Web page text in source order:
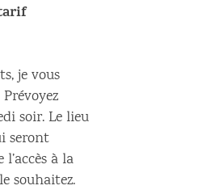
je vous
soir. Le lieu
seront
à la
souhaitez.